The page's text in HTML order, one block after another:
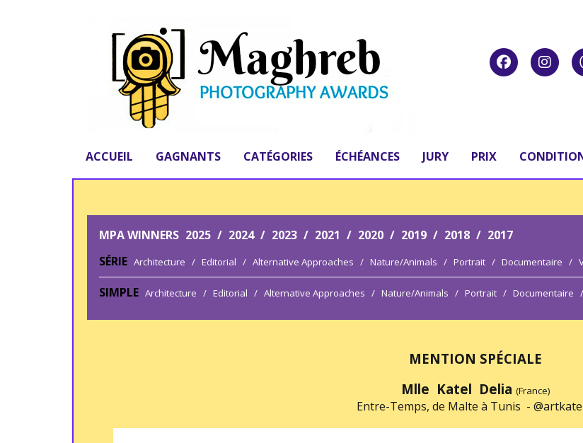
ACCUEIL GAGNANTS CATÉGORIES ÉCHÉANCES JURY PRIX
MPA WINNERS 2025 / 2024 / 2023 / 2021 / 2020 / 2019 / 2018 / 2017
SÉRIE Architecture / Editorial / Alternative Approaches / Nature/Animals / Portrait / Documentaire /
SIMPLE Architecture / Editorial / Alternative Approaches / Nature/Animals / Portrait / Documentaire /
MENTION SPÉCIALE
Mlle Katel Delia (France)
Entre-Temps, de Malte à Tunis -